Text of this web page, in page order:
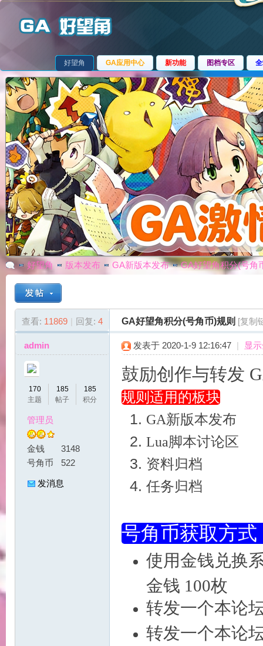
好望角 GA应用中心 新功能 图档专区
好望角 版本发布 GA新版本发布
›
GA好望角积分(号角
查看: 11869 | 回复: 4 GA好望角积分(号角币)规则 [复制
admin
170
主题
185
帖子
185
积分
管理员
金钱
3148
号角币
522
发消息
发表于 2020-1-9 12:16:47 | 显
鼓励创作与转发
规则适用的板块
GA新版本发布
Lua脚本讨论区
资料归档
任务归档
号角币
使用金钱兑换
金钱 100枚
转发一个本
转发一个本